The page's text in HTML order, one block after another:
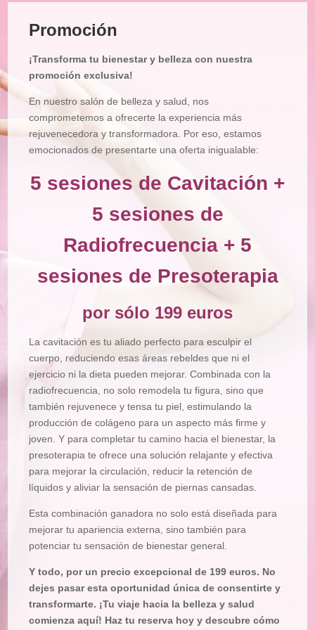
Tratamiento
Tratamiento
Depilación
Manicura
y
Pedicura
Maquillajes
Micropigmentación
Microblading
Pestañas
Peluquería
Promoción
¡Transforma tu bienestar y belleza con nuestra
promoción exclusiva!
En nuestro salón de belleza y salud, nos
comprometemos a ofrecerte la experiencia más
rejuvenecedora y transformadora. Por eso, estamos
emocionados de presentarte una oferta inigualable:
5 sesiones de Cavitación +
5 sesiones de
Radiofrecuencia + 5
sesiones de Presoterapia
por sólo 199 euros
La cavitación es tu aliado perfecto para esculpir el
cuerpo, reduciendo esas áreas rebeldes que ni el
ejercicio ni la dieta pueden mejorar. Combinada con la
radiofrecuencia, no solo remodela tu figura, sino que
también rejuvenece y tensa tu piel, estimulando la
producción de colágeno para un aspecto más firme y
joven. Y para completar tu camino hacia el bienestar, la
presoterapia te ofrece una solución relajante y efectiva
para mejorar la circulación, reducir la retención de
líquidos y aliviar la sensación de piernas cansadas.
Esta combinación ganadora no solo está diseñada para
mejorar tu apariencia externa, sino también para
potenciar tu sensación de bienestar general.
Y todo, por un precio excepcional de 199 euros. No
dejes pasar esta oportunidad única de consentirte y
transformarte. ¡Tu viaje hacia la belleza y salud
comienza aquí! Haz tu reserva hoy y descubre cómo